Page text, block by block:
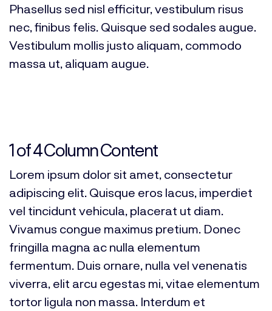
Phasellus sed nisl efficitur, vestibulum risus
nec, finibus felis. Quisque sed sodales augue.
Vestibulum mollis justo aliquam, commodo
massa ut, aliquam augue.
1 of 4 Column Content
Lorem ipsum dolor sit amet, consectetur
adipiscing elit. Quisque eros lacus, imperdiet
vel tincidunt vehicula, placerat ut diam.
Vivamus congue maximus pretium. Donec
fringilla magna ac nulla elementum
fermentum. Duis ornare, nulla vel venenatis
viverra, elit arcu egestas mi, vitae elementum
tortor ligula non massa. Interdum et